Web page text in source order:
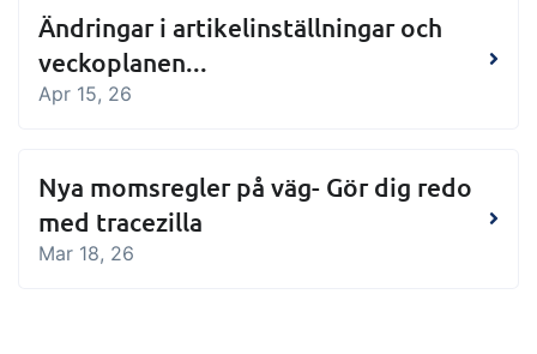
Ändringar i artikelinställningar och
veckoplanen...
Apr 15, 26
Nya momsregler på väg- Gör dig redo
med tracezilla
Mar 18, 26